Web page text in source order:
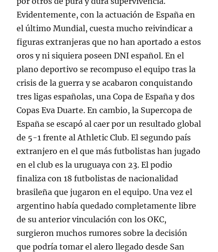
Evidentemente, con la actuación de España en
el último Mundial, cuesta mucho reivindicar a
figuras extranjeras que no han aportado a estos
oros y ni siquiera poseen DNI español. En el
plano deportivo se recompuso el equipo tras la
crisis de la guerra y se acabaron conquistando
tres ligas españolas, una Copa de España y dos
Copas Eva Duarte. En cambio, la Supercopa de
España se escapó al caer por un resultado global
de 5-1 frente al Athletic Club. El segundo país
extranjero en el que más futbolistas han jugado
en el club es la uruguaya con 23. El podio
finaliza con 18 futbolistas de nacionalidad
brasileña que jugaron en el equipo. Una vez el
argentino había quedado completamente libre
de su anterior vinculación con los OKC,
surgieron muchos rumores sobre la decisión
que podría tomar el alero llegado desde San